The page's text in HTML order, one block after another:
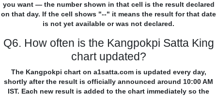
you want — the number shown in that cell is the result declared
on that day. If the cell shows "--" it means the result for that date
is not yet available or was not declared.
Q6. How often is the Kangpokpi Satta King
chart updated?
The Kangpokpi chart on a1satta.com is updated every day,
shortly after the result is officially announced around 10:00 AM
IST. Each new result is added to the chart immediately so the